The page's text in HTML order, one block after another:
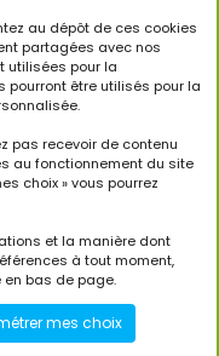
au dépôt de ces cookies
partagées avec nos
utilisées pour la
être utilisés pour la
pas recevoir de contenu
au fonctionnement du site
choix » vous pourrez
et la manière dont
à tout moment,
en bas de page.
mes choix
Tous droits